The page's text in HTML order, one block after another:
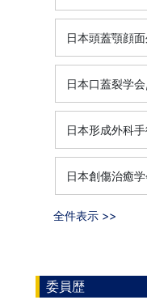
日本頭蓋顎顔
日本口蓋裂学
日本形成外科
日本創傷治癒
全件表示 >>
委員歴